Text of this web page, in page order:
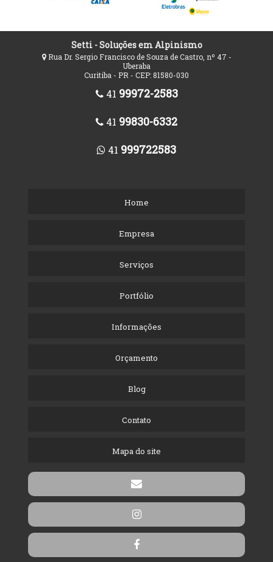
Setti - Soluções em Alpinismo
Rua Dr. Sergio Francisco de Souza de Castro, nº 47 -
Uberaba
Curitiba - PR - CEP: 81580-030
41 99972-2583
41 99830-6332
41 999722583
Home
Empresa
Serviços
Portfólio
Informações
Orçamento
Blog
Contato
Mapa do site